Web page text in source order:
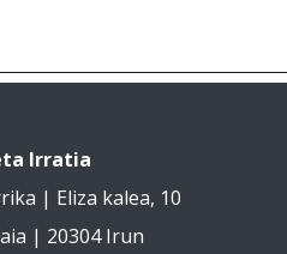
Irratia
| Eliza kalea, 10
| 20304 Irun